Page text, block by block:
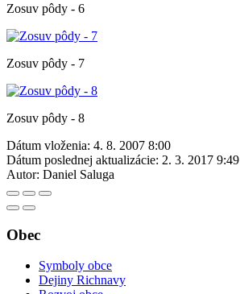
Zosuv pôdy - 6
Zosuv pôdy - 7
Zosuv pôdy - 8
Dátum vloženia: 4. 8. 2007 8:00
Dátum poslednej aktualizácie: 2. 3. 2017 9:49
Autor: Daniel Saluga
Obec
Symboly obce
Dejiny Richnavy